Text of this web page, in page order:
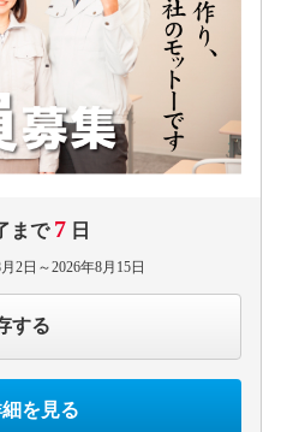
まで 7 日
2日～2026年8月15日
する
を見る